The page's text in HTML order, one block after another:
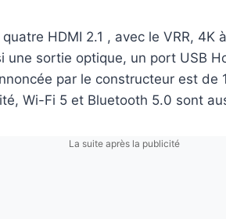
HDMI 2.1 , avec le VRR, 4K
une sortie optique, un port USB
par le constructeur est de
Wi-Fi 5 et Bluetooth 5.0 sont
La suite après la publicité